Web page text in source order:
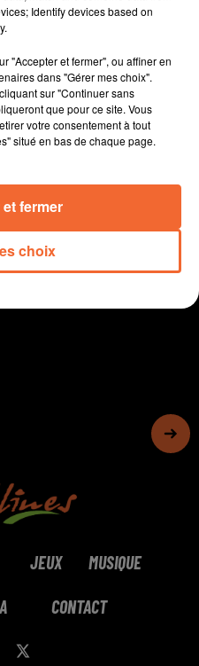
maternelles jugé
la librairie thouarsaise "
prof évoque dans
notamment des
a participé à un
localement.
se prépare à un
JEUX MUSIQUE
CONTACT
Identify devices based on
"Accepter et fermer", ou affiner en
dans "Gérer mes choix".
sur "Continuer sans
que pour ce site. Vous
votre consentement à tout
situé en bas de chaque page.
choix
fermer